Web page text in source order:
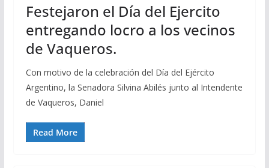
Festejaron el Día del Ejercito
entregando locro a los vecinos
de Vaqueros.
Con motivo de la celebración del Día del Ejército
Argentino, la Senadora Silvina Abilés junto al Intendente
de Vaqueros, Daniel
Read More